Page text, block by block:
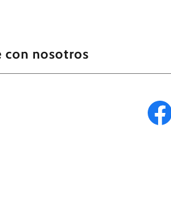
con nosotros